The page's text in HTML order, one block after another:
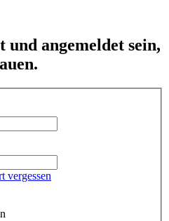
angemeldet sein,
vergessen